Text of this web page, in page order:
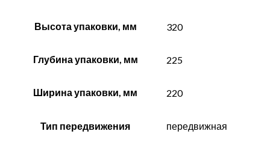
Высота упаковки, мм 320
Глубина упаковки, мм 225
Ширина упаковки, мм 220
Тип передвижения передвижная